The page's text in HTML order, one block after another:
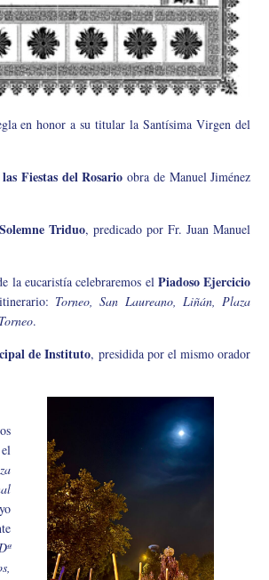
en honor a su titular la Santísima Virgen del
Fiestas del Rosario obra de Manuel Jiménez
Solemne Triduo, predicado por Fr. Juan Manuel
la eucaristía celebraremos el Piadoso Ejercicio
Torneo, San Laureano, Liñán, Plaza
.
de Instituto, presidida por el mismo orador